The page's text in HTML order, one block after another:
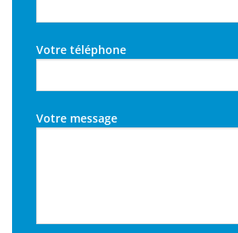
Votre téléphone
Votre message